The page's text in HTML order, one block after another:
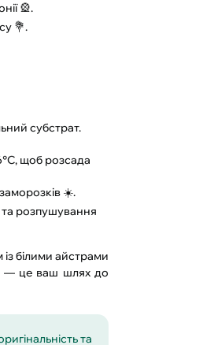
🎡.
💐.
субстрат.
щоб розсада
☀️.
розпушування
білими айстрами
— це ваш шлях до
та